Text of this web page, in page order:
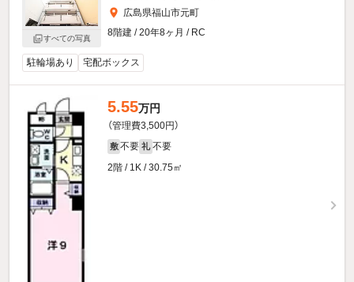
すべての写真
広島県福山市元町
8階建 / 20年8ヶ月 / RC
駐輪場あり 宅配ボックス
5.55万円
（管理費3,500円）
敷 不要 礼 不要
2階 / 1K / 30.75㎡